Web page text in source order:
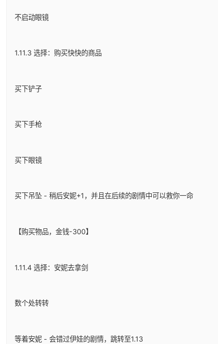
不启动眼镜
1.11.3 选择：购买快快的商品
买下铲子
买下手枪
买下眼镜
买下吊坠 - 稍后安妮+1，并且在后续的剧情中可以救你一命
【购买物品，金钱-300】
1.11.4 选择：安妮去拿剑
数个处转转
等着安妮 - 会错过伊娃的剧情，跳转至1.13